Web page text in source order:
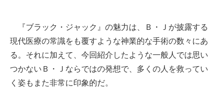
『ブラック・ジャック』の魅力は、Ｂ・Ｊが披露する
現代医療の常識をも覆すような神業的な手術の数々にあ
る。それに加えて、今回紹介したような一般人では思い
つかないＢ・Ｊならではの発想で、多くの人を救ってい
く姿もまた非常に印象的だ。